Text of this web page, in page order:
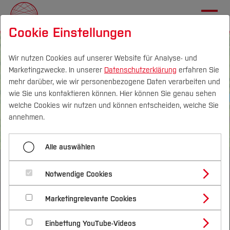
Über
Transferprojekte
Nachhaltigkeitsallianz
MachBar
THALESRUHR
Zwölf Transferprojekte, die unsere Umwelt
verändern
Cookie Einstellungen
Wir nutzen Cookies auf unserer Website für Analyse- und
Marketingzwecke. In unserer Datenschutzerklärung erfahren Sie
mehr darüber, wie wir personenbezogene Daten verarbeiten und
wie Sie uns kontaktieren können. Hier können Sie genau sehen
welche Cookies wir nutzen und können entscheiden, welche Sie
annehmen.
Alle auswählen
Notwendige Cookies
Marketingrelevante Cookies
Einbettung YouTube-Videos